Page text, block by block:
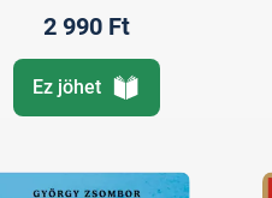
2 990 Ft
Ez jöhet